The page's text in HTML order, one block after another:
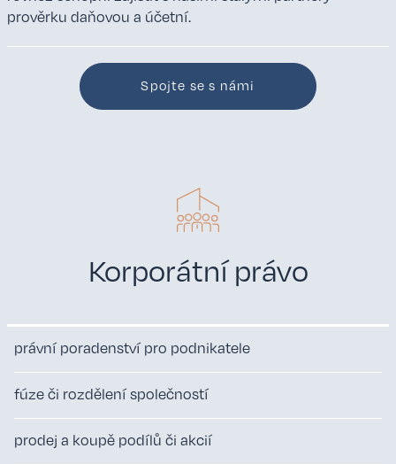
prověrku daňovou a účetní.
Spojte se s námi
Korporátní právo
právní poradenství pro podnikatele
fúze či rozdělení společností
prodej a koupě podílů či akcií